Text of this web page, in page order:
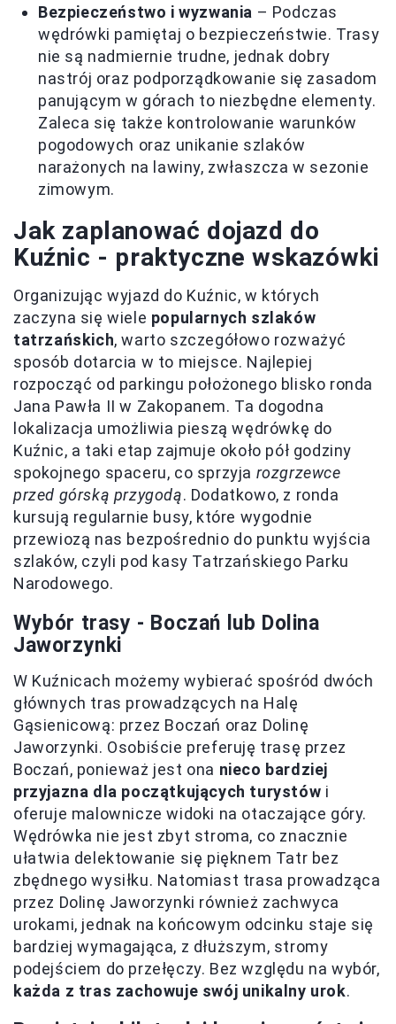
Bezpieczeństwo i wyzwania – Podczas
wędrówki pamiętaj o bezpieczeństwie. Trasy
nie są nadmiernie trudne, jednak dobry
nastrój oraz podporządkowanie się zasadom
panującym w górach to niezbędne elementy.
Zaleca się także kontrolowanie warunków
pogodowych oraz unikanie szlaków
narażonych na lawiny, zwłaszcza w sezonie
zimowym.
Jak zaplanować dojazd do
Kuźnic - praktyczne wskazówki
Organizując wyjazd do Kuźnic, w których
zaczyna się wiele popularnych szlaków
tatrzańskich, warto szczegółowo rozważyć
sposób dotarcia w to miejsce. Najlepiej
rozpocząć od parkingu położonego blisko ronda
Jana Pawła II w Zakopanem. Ta dogodna
lokalizacja umożliwia pieszą wędrówkę do
Kuźnic, a taki etap zajmuje około pół godziny
spokojnego spaceru, co sprzyja rozgrzewce
przed górską przygodą. Dodatkowo, z ronda
kursują regularnie busy, które wygodnie
przewiozą nas bezpośrednio do punktu wyjścia
szlaków, czyli pod kasy Tatrzańskiego Parku
Narodowego.
Wybór trasy - Boczań lub Dolina
Jaworzynki
W Kuźnicach możemy wybierać spośród dwóch
głównych tras prowadzących na Halę
Gąsienicową: przez Boczań oraz Dolinę
Jaworzynki. Osobiście preferuję trasę przez
Boczań, ponieważ jest ona nieco bardziej
przyjazna dla początkujących turystów i
oferuje malownicze widoki na otaczające góry.
Wędrówka nie jest zbyt stroma, co znacznie
ułatwia delektowanie się pięknem Tatr bez
zbędnego wysiłku. Natomiast trasa prowadząca
przez Dolinę Jaworzynki również zachwyca
urokami, jednak na końcowym odcinku staje się
bardziej wymagająca, z dłuższym, stromy
podejściem do przełęczy. Bez względu na wybór,
każda z tras zachowuje swój unikalny urok.